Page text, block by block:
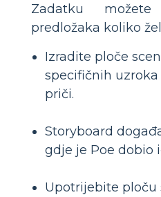
Zadatku
predložaka koliko
Izradite ploče
specifičnih
priči.
Storyboard
gdje je Poe dobio
Upotrijebite ploču